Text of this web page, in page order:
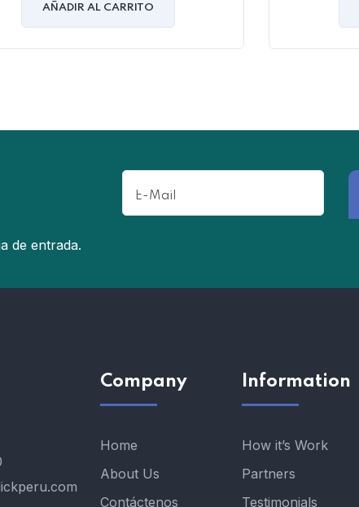
of
AÑADIR AL CARRITO
de entrada.
Company
Home
About Us
Contáctenos
Information
How it’s Work
Partners
Testimonials